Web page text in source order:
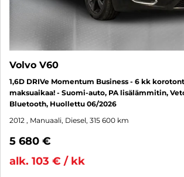
Volvo V60
1,6D DRIVe Momentum Business - 6 kk
maksuaikaa! - Suomi-auto, PA lisälämmitin,
Bluetooth, Huollettu 06/2026
2012 , Manuaali, Diesel, 315 600 km
5 680 €
alk. 103 € / kk